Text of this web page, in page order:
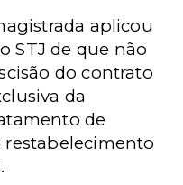
aplicou
STJ de que não
do contrato
da
de
restabelecimento